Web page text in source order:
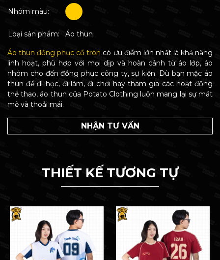
Nhóm màu:
Loại sản phẩm: Áo thun
Áo thun đồng phục cổ tròn có ưu điểm lớn nhất là khả năng
linh hoạt, phù hợp với mọi dịp và hoàn cảnh từ áo lớp, áo
nhóm cho đến đồng phục công ty, sự kiện. Dù bạn mặc áo
thun để đi học, đi làm, đi chơi hay tham gia các hoạt động
thể thao, áo thun của Potato Clothing luôn mang lại sự mát
mẻ và thoải mái.
NHẬN TƯ VẤN
THIẾT KẾ TƯƠNG TỰ